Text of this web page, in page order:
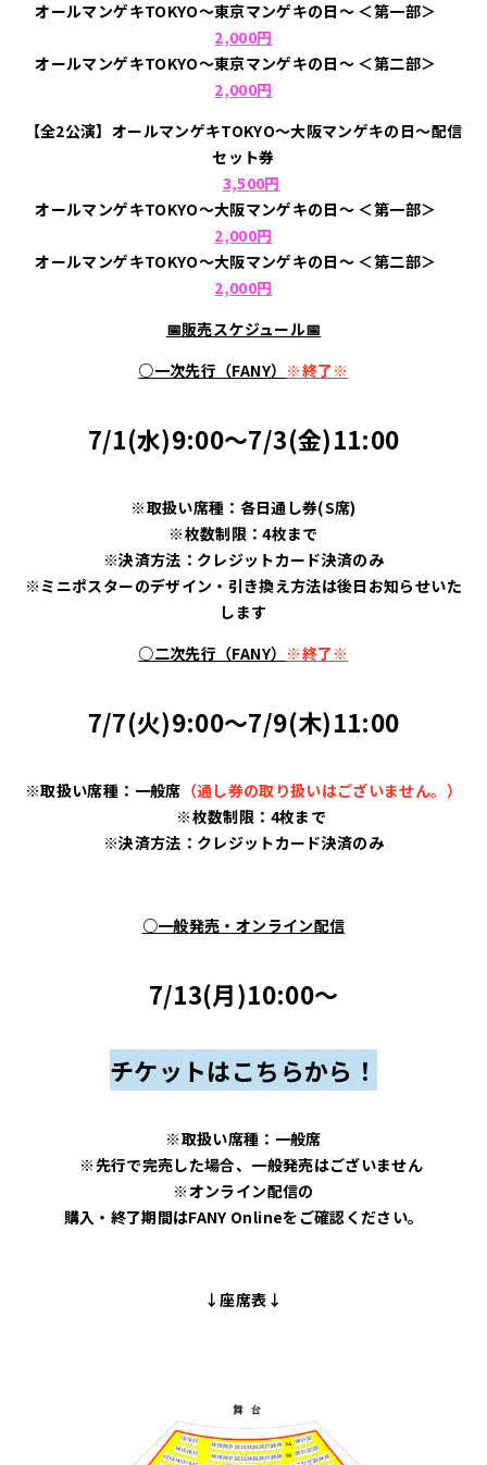
オールマンゲキTOKYO～東京マンゲキの日～ ＜第一部＞
2,000円
オールマンゲキTOKYO～東京マンゲキの日～ ＜第二部＞
2,000円
【全2公演】オールマンゲキTOKYO～大阪マンゲキの日～配信
セット券
3,500円
オールマンゲキTOKYO～大阪マンゲキの日～ ＜第一部＞
2,000円
オールマンゲキTOKYO～大阪マンゲキの日～ ＜第二部＞
2,000円
📅販売スケジュール📅
○一次先行（FANY） ※終了※
7/1(水)9:00～7/3(金)11:00
※取扱い席種：各日通し券(S席)
※枚数制限：4枚まで
※決済方法：クレジットカード決済のみ
※ミニポスターのデザイン・引き換え方法は後日お知らせいた
します
○二次先行（FANY） ※終了※
7/7(火)9:00～7/9(木)11:00
※取扱い席種：一般席 （通し券の取り扱いはございません。）
※枚数制限：4枚まで
※決済方法：クレジットカード決済のみ
○一般発売・オンライン配信
7/13(月)10:00～
チケットはこちらから！
※取扱い席種：一般席
※先行で完売した場合、一般発売はございません
※オンライン配信の
購入・終了期間はFANY Onlineをご確認ください。
↓座席表↓